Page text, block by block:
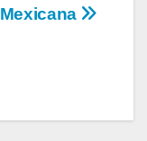
Mexicana